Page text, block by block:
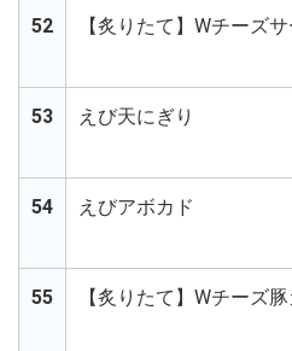
52 【炙りたて】Wチーズ
53 えび天にぎり
54 えびアボカド
55 【炙りたて】Wチーズ